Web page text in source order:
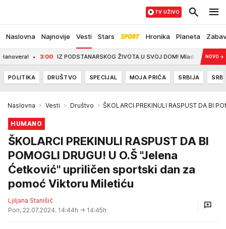
Naslovna Najnovije Vesti Stars Hronika Planeta
TV UŽIVO
IZ PODSTANARSKOG ŽIVOTA U SVOJ DOM! Mlada majka iz Bajine Bašte
NOVO →
POLITIKA DRUŠTVO SPECIJAL MOJA PRIČA SRBIJA
Naslovna Vesti Društvo ŠKOLARCI PREKINULI RASPUST DA BI
HUMANO
ŠKOLARCI PREKINULI RASPUST DA BI
POMOGLI DRUGU! U O.Š "Jelena
Ćetković" upriličen sportski dan za
pomoć Viktoru Miletiću
Ljiljana Stanišić
Pon, 22.07.2024. 14:44h → 14:45h